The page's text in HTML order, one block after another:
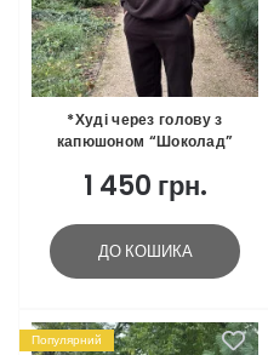
*Худі через голову з
капюшоном “Шоколад”
1 450 грн.
ДО КОШИКА
Популярний